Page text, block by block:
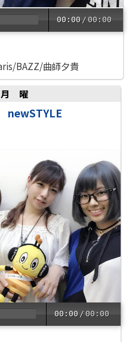
00:00 /00:00
BAZZ/曲師夕貴
月曜
newSTYLE
00:00 /00:00